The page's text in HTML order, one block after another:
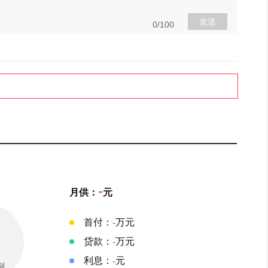
0/100 发送
月供： -元
首付： -万元
贷款： -万元
利息： -元